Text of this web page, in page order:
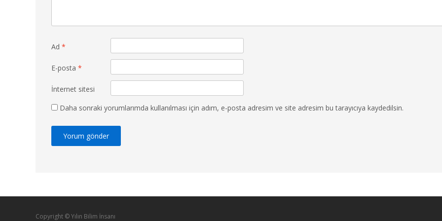
Ad *
E-posta *
İnternet sitesi
Daha sonraki yorumlarımda kullanılması için adım, e-posta adresim ve site adresim bu tarayıcıya kaydedilsin.
Copyright © Yılın Bilim İnsanı